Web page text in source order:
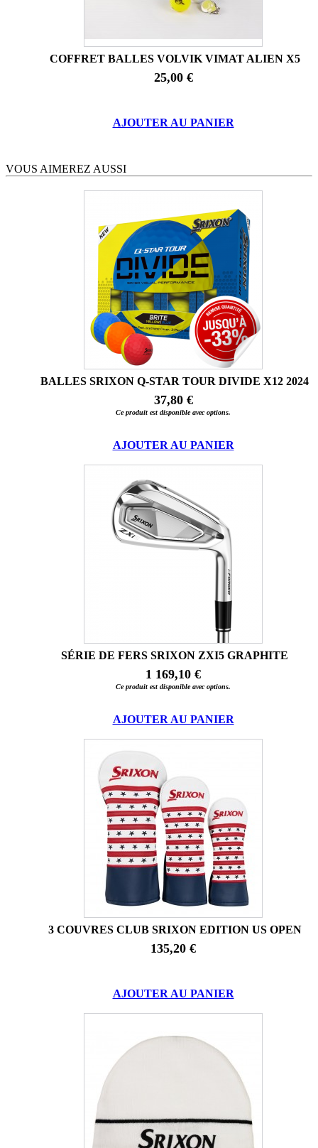
COFFRET BALLES VOLVIK VIMAT ALIEN X5
25,00 €
AJOUTER AU PANIER
VOUS AIMEREZ AUSSI
BALLES SRIXON Q-STAR TOUR DIVIDE X12 2024
37,80 €
Ce produit est disponible avec options.
AJOUTER AU PANIER
SÉRIE DE FERS SRIXON ZXI5 GRAPHITE
1 169,10 €
Ce produit est disponible avec options.
AJOUTER AU PANIER
3 COUVRES CLUB SRIXON EDITION US OPEN
135,20 €
AJOUTER AU PANIER